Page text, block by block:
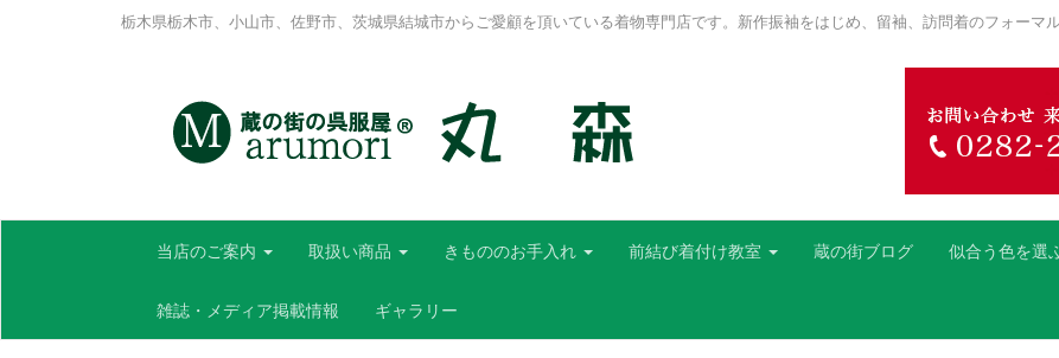
栃木県栃木市、小山市、佐野市、茨城県結城市からご愛顧を頂いている着物専門店です。新作振袖をはじめ、留袖、訪問着のフォーマ
当店のご案内 取扱い商品 きもののお手入れ 前結び着付け教室 蔵の街ブログ 似合う色を選
雑誌・メディア掲載情報 ギャラリー